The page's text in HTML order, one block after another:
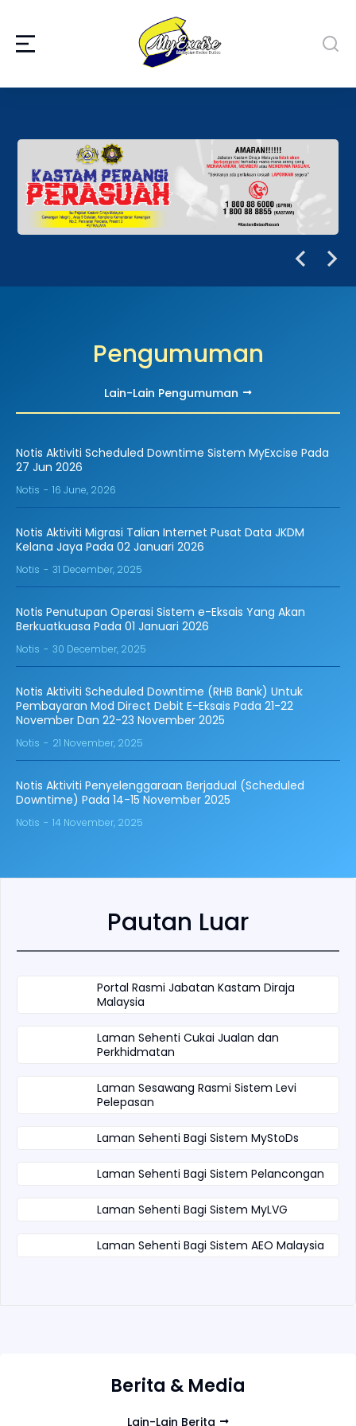
Pengumuman
Lain-Lain Pengumuman
Notis Aktiviti Scheduled Downtime Sistem MyExcise Pada
27 Jun 2026
Notis 16 June, 2026
Notis Aktiviti Migrasi Talian Internet Pusat Data JKDM
Kelana Jaya Pada 02 Januari 2026
Notis 31 December, 2025
Notis Penutupan Operasi Sistem e-Eksais Yang Akan
Berkuatkuasa Pada 01 Januari 2026
Notis 30 December, 2025
Notis Aktiviti Scheduled Downtime (RHB Bank) Untuk
Pembayaran Mod Direct Debit E-Eksais Pada 21-22
November Dan 22-23 November 2025
Notis 21 November, 2025
Notis Aktiviti Penyelenggaraan Berjadual (Scheduled
Downtime) Pada 14-15 November 2025
Notis 14 November, 2025
Pautan Luar
Portal Rasmi Jabatan Kastam Diraja
Malaysia
Laman Sehenti Cukai Jualan dan
Perkhidmatan
Laman Sesawang Rasmi Sistem Levi
Pelepasan
Laman Sehenti Bagi Sistem MyStoDs
Laman Sehenti Bagi Sistem Pelancongan
Laman Sehenti Bagi Sistem MyLVG
Laman Sehenti Bagi Sistem AEO Malaysia
Berita & Media
Lain-Lain Berita